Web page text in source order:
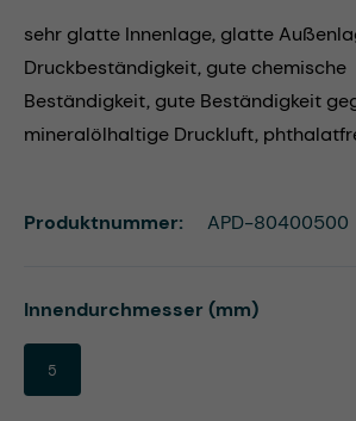
sehr glatte Innenlage, glatte
Druckbeständigkeit, gute chemische
Beständigkeit, gute Beständigkeit
mineralölhaltige Druckluft,
Innendurchmesser (mm)auswählen
5
Produktnummer: APD-80400500